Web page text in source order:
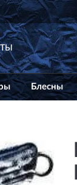
ПО ВСЕЙ
Блесны